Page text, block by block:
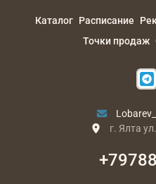
Каталог Расписание
Точки продаж
г. Ялта